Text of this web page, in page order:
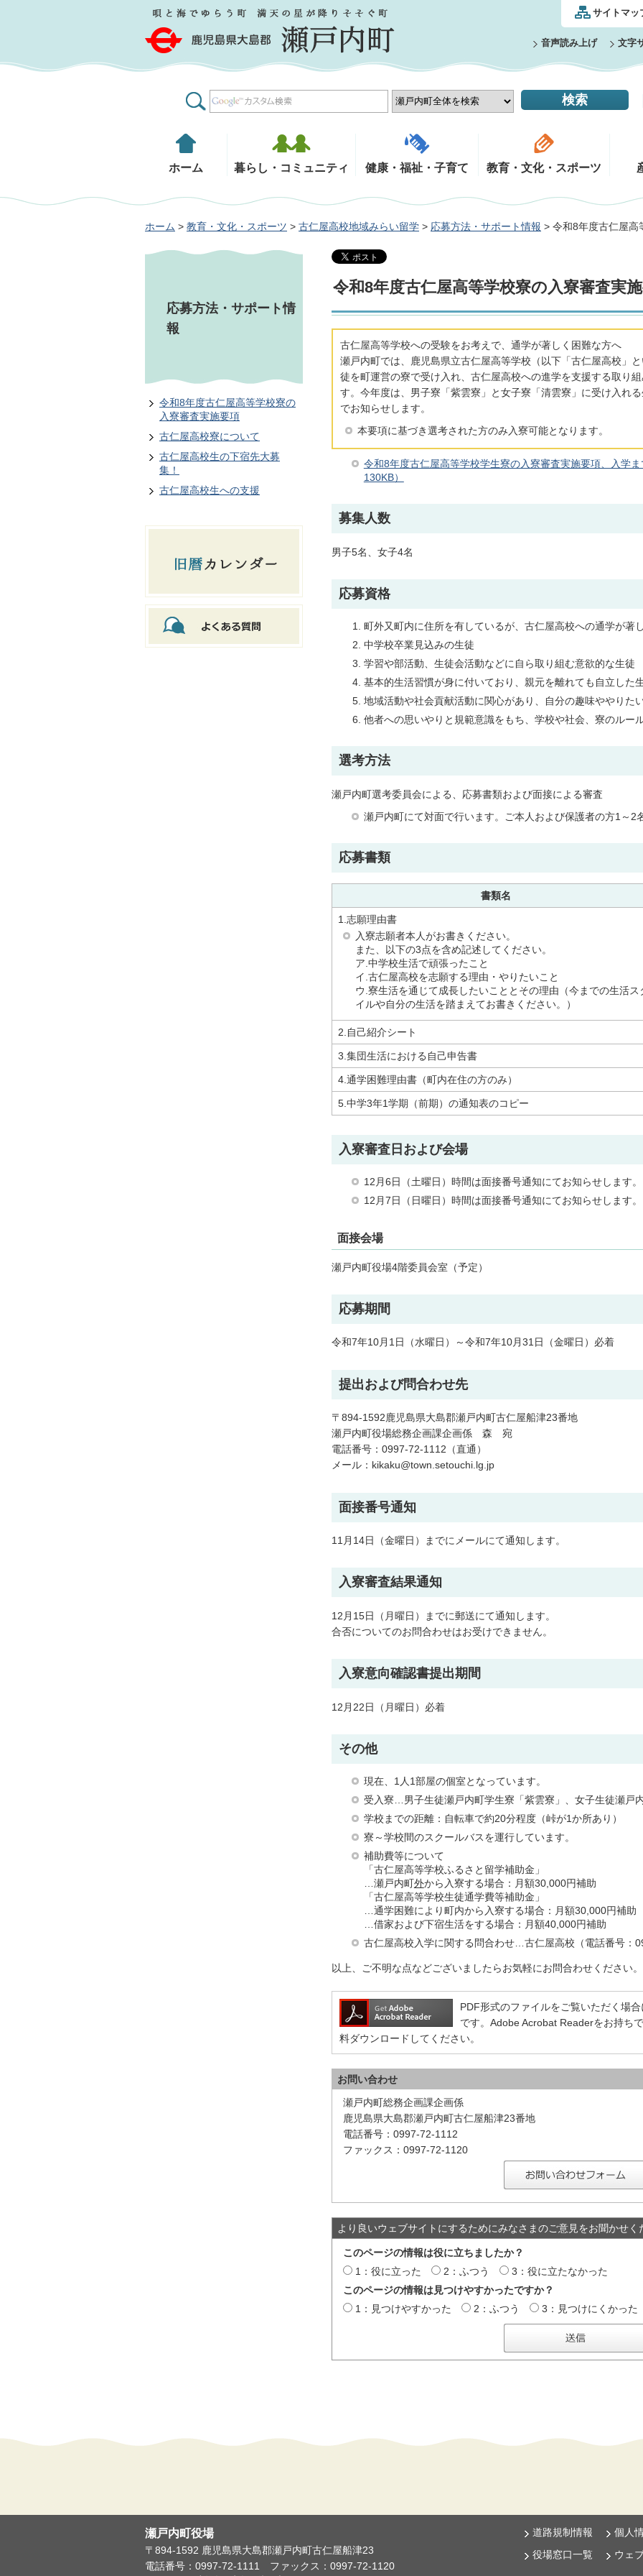
鹿児島県大島郡 瀬戸内町 サイトマッ
音声読み上げ 文字
ホーム 暮らし・コミュニティ 健康・福祉・子育て 教育・文化・スポーツ
ホーム > 教育・文化・スポーツ > 古仁屋高校地域みらい留学 > 応募方法・サポート情報 > 令和8年度古仁屋高
応募方法・サポート情
報
令和8年度古仁屋高等学校寮の
入寮審査実施要項
古仁屋高校寮について
古仁屋高校生の下宿先大募
集！
古仁屋高校生への支援
令和8年度古仁屋高等学校寮の入寮審査実
古仁屋高等学校への受験をお考えで、通学が著しく困難な方へ
瀬戸内町では、鹿児島県立古仁屋高等学校（以下「古仁屋高校」
徒を町運営の寮で受け入れ、古仁屋高校への進学を支援する取り
す。今年度は、男子寮「紫雲寮」と女子寮「清雲寮」に受け入れ
でお知らせします。
本要項に基づき選考された方のみ入寮可能となります。
令和8年度古仁屋高等学校学生寮の入寮審査実施要項、入学
130KB）
募集人数
男子5名、女子4名
応募資格
町外又町内に住所を有しているが、古仁屋高校への通学が著
中学校卒業見込みの生徒
学習や部活動、生徒会活動などに自ら取り組む意欲的な生徒
基本的生活習慣が身に付いており、親元を離れても自立した
地域活動や社会貢献活動に関心があり、自分の趣味ややりた
他者への思いやりと規範意識をもち、学校や社会、寮のルー
選考方法
瀬戸内町選考委員会による、応募書類および面接による審査
瀬戸内町にて対面で行います。ご本人および保護者の方1～2名
応募書類
書類名
1.志願理由書
入寮志願者本人がお書きください。
また、以下の3点を含め記述してください。
ア.中学校生活で頑張ったこと
イ.古仁屋高校を志願する理由・やりたいこと
ウ.寮生活を通じて成長したいこととその理由（今までの生活ス
イルや自分の生活を踏まえてお書きください。）
2.自己紹介シート
3.集団生活における自己申告書
4.通学困難理由書（町内在住の方のみ）
5.中学3年1学期（前期）の通知表のコピー
入寮審査日および会場
12月6日（土曜日）時間は面接番号通知にてお知らせします。
12月7日（日曜日）時間は面接番号通知にてお知らせします。
面接会場
瀬戸内町役場4階委員会室（予定）
応募期間
令和7年10月1日（水曜日）～令和7年10月31日（金曜日）必着
提出および問合わせ先
〒894-1592鹿児島県大島郡瀬戸内町古仁屋船津23番地
瀬戸内町役場総務企画課企画係 森 宛
電話番号：0997-72-1112（直通）
メール：kikaku@town.setouchi.lg.jp
面接番号通知
11月14日（金曜日）までにメールにて通知します。
入寮審査結果通知
12月15日（月曜日）までに郵送にて通知します。
合否についてのお問合わせはお受けできません。
入寮意向確認書提出期間
12月22日（月曜日）必着
その他
現在、1人1部屋の個室となっています。
受入寮…男子生徒瀬戸内町学生寮「紫雲寮」、女子生徒瀬戸
学校までの距離：自転車で約20分程度（峠が1か所あり）
寮～学校間のスクールバスを運行しています。
補助費等について
「古仁屋高等学校ふるさと留学補助金」
…瀬戸内町外から入寮する場合：月額30,000円補助
「古仁屋高等学校生徒通学費等補助金」
…通学困難により町内から入寮する場合：月額30,000円補助
…借家および下宿生活をする場合：月額40,000円補助
古仁屋高校入学に関する問合わせ…古仁屋高校（電話番号：
以上、ご不明な点などございましたらお気軽にお問合わせください。
PDF形式のファイルをご覧いただく場
です。Adobe Acrobat Readerをお持ち
料ダウンロードしてください。
お問い合わせ
瀬戸内町総務企画課企画係
鹿児島県大島郡瀬戸内町古仁屋船津23番地
電話番号：0997-72-1112
ファックス：0997-72-1120
より良いウェブサイトにするためにみなさまのご意見をお聞かせく
このページの情報は役に立ちましたか？
1：役に立った
2：ふつう
3：役に立たなかった
このページの情報は見つけやすかったですか？
1：見つけやすかった
2：ふつう 3：見つけにくかった
道路規制情報 個人
役場窓口一覧
ウェ
瀬戸内町役場
〒894-1592 鹿児島県大島郡瀬戸内町古仁屋船津23
電話番号：0997-72-1111 ファックス：0997-72-1120